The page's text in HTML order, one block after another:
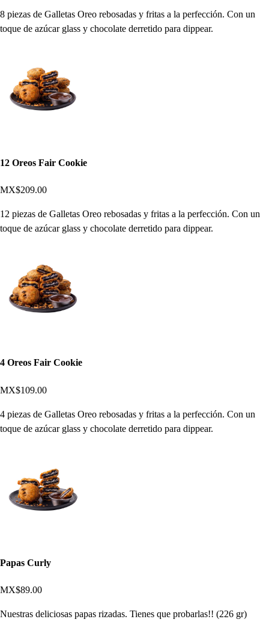
8 piezas de Galletas Oreo rebosadas y fritas a la perfección. Con un
toque de azúcar glass y chocolate derretido para dippear.
12 Oreos Fair Cookie
MX$209.00
12 piezas de Galletas Oreo rebosadas y fritas a la perfección. Con un
toque de azúcar glass y chocolate derretido para dippear.
4 Oreos Fair Cookie
MX$109.00
4 piezas de Galletas Oreo rebosadas y fritas a la perfección. Con un
toque de azúcar glass y chocolate derretido para dippear.
Papas Curly
MX$89.00
Nuestras deliciosas papas rizadas. Tienes que probarlas!! (226 gr)